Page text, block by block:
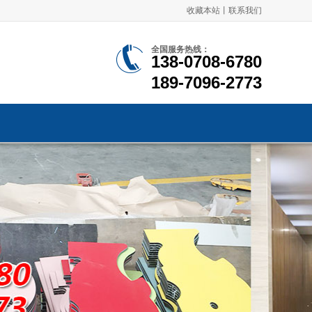
收藏本站 联系我们
全国服务热线：
138-0708-6780
189-7096-2773